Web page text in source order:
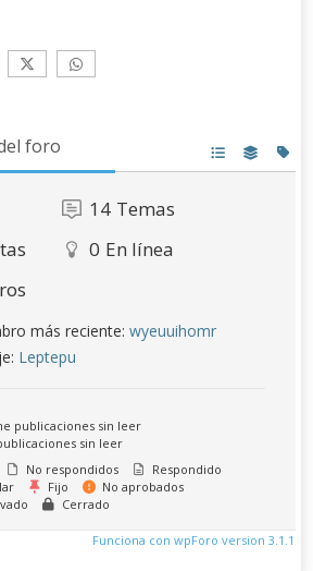
foro
14 Temas
0 En línea
más reciente:wyeuuihomr
Leptepu
publicaciones sin leer
sin leer
No respondidos
Respondido
Fijo
No aprobados
Cerrado
Funciona con wpForo version 3.1.1